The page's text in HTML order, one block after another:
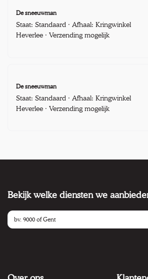
De sneeuwman
Staat: Standaard · Afhaal: Kringwinkel
Heverlee · Verzending mogelijk
De sneeuwman
Staat: Standaard · Afhaal: Kringwinkel
Heverlee · Verzending mogelijk
Bekijk welke diensten we